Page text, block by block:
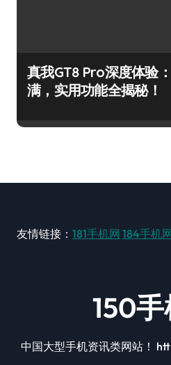
真我GT8 Pro深度体验
满，实用功能全揭秘！
友情链接： 181手机网 184手机网
150
中国大型手机资讯类网站！